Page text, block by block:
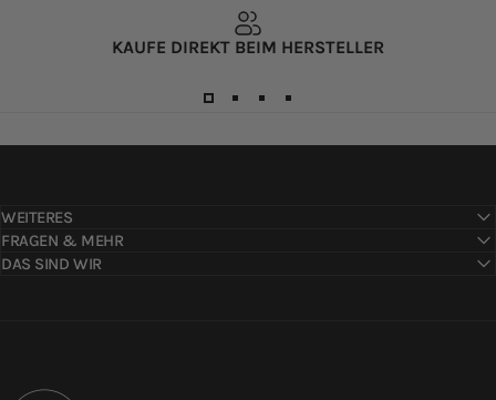
KAUFE DIREKT BEIM HERSTELLER
WEITERES
FRAGEN & MEHR
DAS SIND WIR
Metallbude